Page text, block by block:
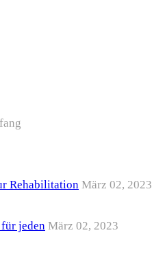
Rehabilitation März 02, 2023
jeden März 02, 2023